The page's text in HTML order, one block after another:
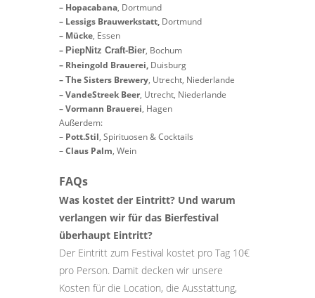
– Hopacabana, Dortmund
– Lessigs Brauwerkstatt, Dortmund
– Mücke, Essen
– PiepNitz Craft-Bier, Bochum
– Rheingold Brauerei, Duisburg
– The Sisters Brewery, Utrecht, Niederlande
–VandeStreek Beer, Utrecht, Niederlande
– Vormann Brauerei, Hagen
Außerdem:
– Pott.Stil, Spirituosen & Cocktails
–Claus Palm, Wein
FAQs
Was kostet der Eintritt? Und warum
verlangen wir für das Bierfestival
überhaupt Eintritt?
Der Eintritt zum Festival kostet pro Tag 10€
pro Person. Damit decken wir unsere
Kosten für die Location, die Ausstattung,